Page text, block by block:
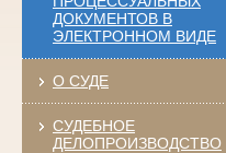
ДОКУМЕНТОВ В
ЭЛЕКТРОННОМ ВИДЕ
О СУДЕ
СУДЕБНОЕ
ДЕЛОПРОИЗВОДСТВО